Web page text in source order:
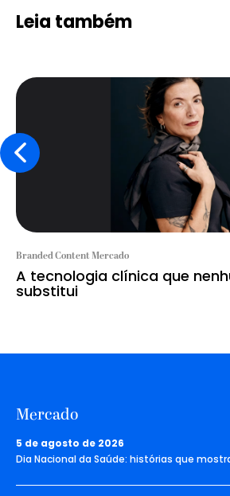
Leia também
Branded Content Mercado
A tecnologia clínica que
substitui
Mercado
5 de agosto de 2026
Dia Nacional da Saúde: histórias que